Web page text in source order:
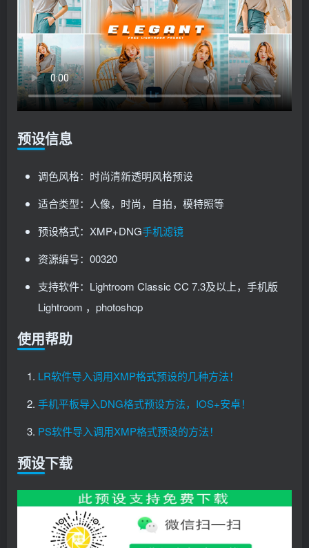
预设信息
调色风格：时尚清新透明风格预设
适合类型：人像，时尚，自拍，模特照等
预设格式：XMP+DNG手机滤镜
资源编号：00320
支持软件：Lightroom Classic CC 7.3及以上，手机版
Lightroom ，photoshop
使用帮助
LR软件导入调用XMP格式预设的几种方法！
手机平板导入DNG格式预设方法，IOS+安卓！
PS软件导入调用XMP格式预设的方法！
预设下载